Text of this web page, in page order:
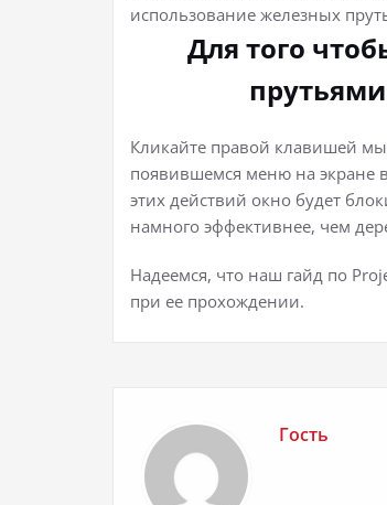
использование железных
Для того
Кликайте правой клавишей
появившемся меню на экране
этих действий окно будет
намного эффективнее, чем
Надеемся, что наш гайд по
при ее прохождении.
Гость